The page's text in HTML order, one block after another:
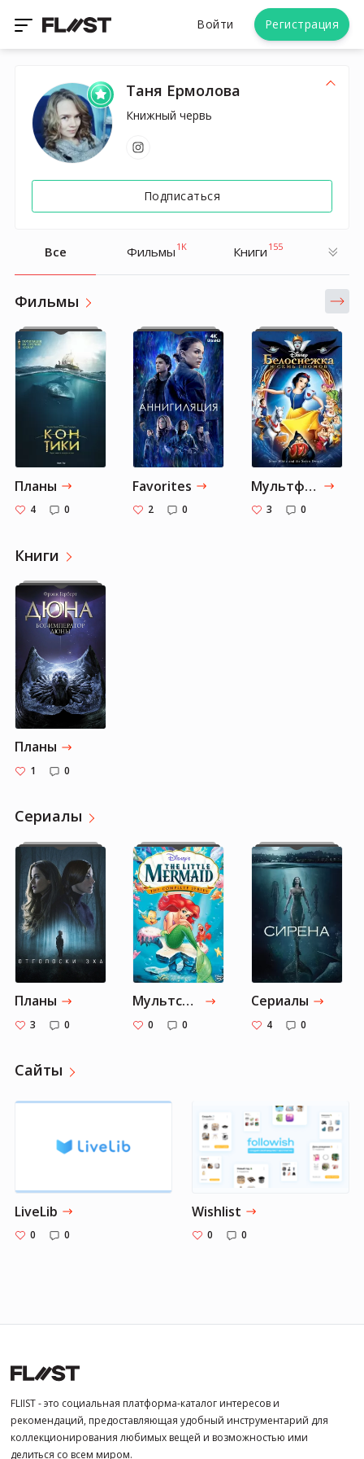
Войти Регистрация
Таня Ермолова
Книжный червь
Подписаться
Все Фильмы 1K Книги 155
Фильмы
Планы
4 0
Favorites
2 0
Мультфильмы
3 0
Книги
Планы
1 0
Cериалы
Планы
3 0
Мультсериалы
0 0
Сериалы
4 0
Сайты
LiveLib
0 0
Wishlist
0 0
FLIIST - это социальная платформа-каталог интересов и
рекомендаций, предоставляющая удобный инструментарий для
коллекционирования любимых вещей и возможностью ими
делиться со всем миром.